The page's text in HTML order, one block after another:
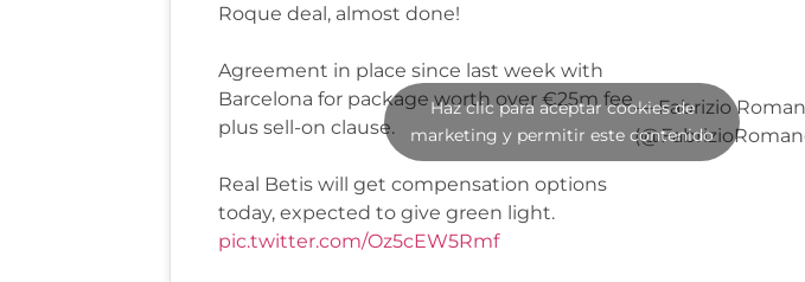
Roque deal, almost done!
Agreement in place since last week with
Barcelona for package worth over €25m fee
plus sell-on clause.
Real Betis will get compensation options
today, expected to give green light.
pic.twitter.com/Oz5cEW5Rmf
— Fabrizio
Haz clic para aceptar cookies de
marketing y permitir este contenido